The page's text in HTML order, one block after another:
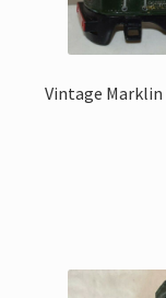
Vintage Marklin